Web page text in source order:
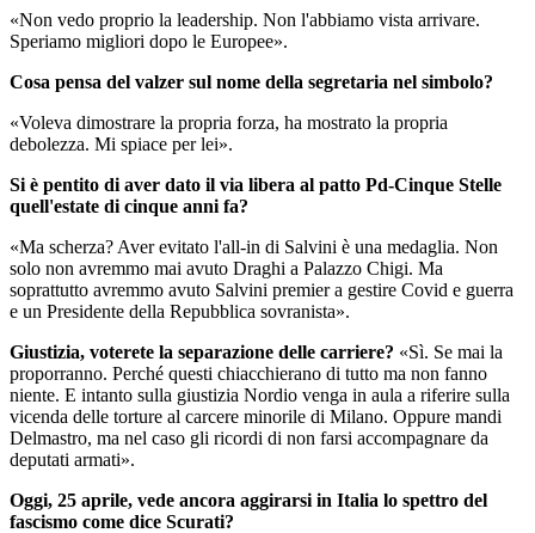
«Non vedo proprio la leadership. Non l'abbiamo vista arrivare.
Speriamo migliori dopo le Europee».
Cosa pensa del valzer sul nome della segretaria nel simbolo?
«Voleva dimostrare la propria forza, ha mostrato la propria
debolezza. Mi spiace per lei».
Si è pentito di aver dato il via libera al patto Pd-Cinque Stelle
quell'estate di cinque anni fa?
«Ma scherza? Aver evitato l'all-in di Salvini è una medaglia. Non
solo non avremmo mai avuto Draghi a Palazzo Chigi. Ma
soprattutto avremmo avuto Salvini premier a gestire Covid e guerra
e un Presidente della Repubblica sovranista».
Giustizia, voterete la separazione delle carriere? «Sì. Se mai la
proporranno. Perché questi chiacchierano di tutto ma non fanno
niente. E intanto sulla giustizia Nordio venga in aula a riferire sulla
vicenda delle torture al carcere minorile di Milano. Oppure mandi
Delmastro, ma nel caso gli ricordi di non farsi accompagnare da
deputati armati».
Oggi, 25 aprile, vede ancora aggirarsi in Italia lo spettro del
fascismo come dice Scurati?